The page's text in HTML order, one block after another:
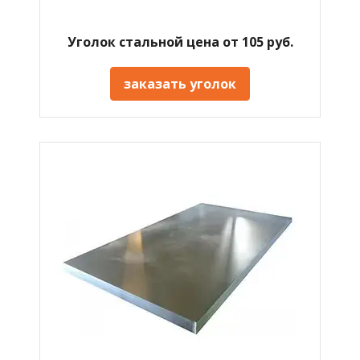
Уголок стальной цена от 105 руб.
заказать уголок